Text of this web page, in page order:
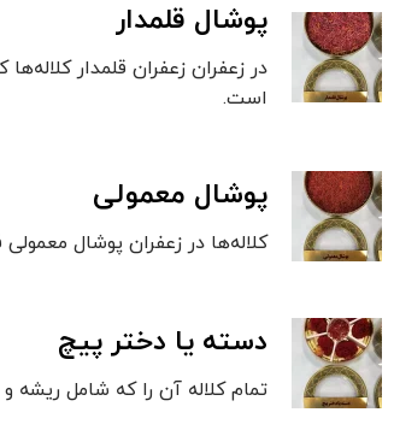
پوشال قلمدار
در زعفران زعفران قلمدار
است.
پوشال معمولی
کلاله‌ها در زعفران پوشال
دسته یا دختر پیچ
تمام کلاله آن را که شامل